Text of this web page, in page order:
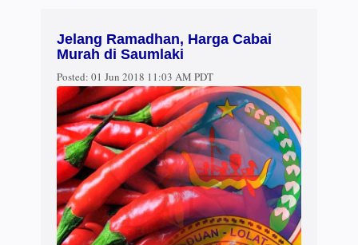
Jelang Ramadhan, Harga Cabai
Murah di Saumlaki
Posted: 01 Jun 2018 11:03 AM PDT